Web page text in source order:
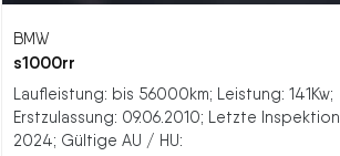
BMW
s1000rr
Laufleistung: bis 56000km; Leistung: 141Kw;
Erstzulassung: 09.06.2010; Letzte
2024; Gültige AU / HU: